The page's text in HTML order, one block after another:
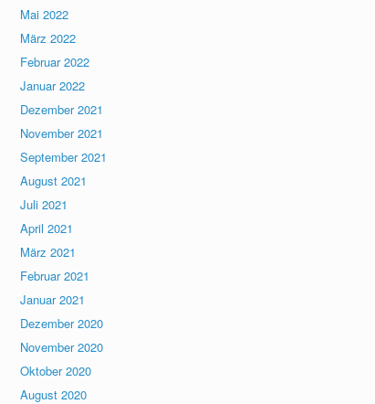
Mai 2022
März 2022
Februar 2022
Januar 2022
Dezember 2021
November 2021
September 2021
August 2021
Juli 2021
April 2021
März 2021
Februar 2021
Januar 2021
Dezember 2020
November 2020
Oktober 2020
August 2020